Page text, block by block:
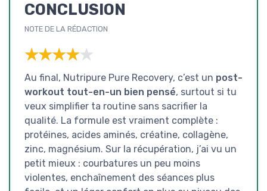
CONCLUSION
NOTE DE LA RÉDACTION
★★★★★
★★★★★
Au final, Nutripure Pure Recovery, c’est un post-
workout tout-en-un bien pensé, surtout si tu
veux simplifier ta routine sans sacrifier la
qualité. La formule est vraiment complète :
protéines, acides aminés, créatine, collagène,
zinc, magnésium. Sur la récupération, j’ai vu un
petit mieux : courbatures un peu moins
violentes, enchaînement des séances plus